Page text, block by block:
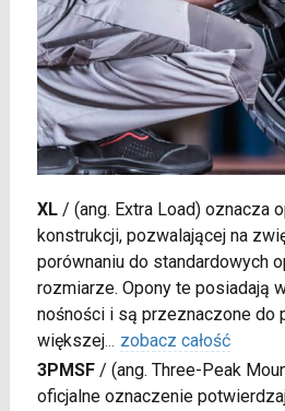
XL/ (ang. Extra Load) oznacza
konstrukcji, pozwalającej na
porównaniu do standardowych
rozmiarze. Opony te posiadają
nośności i są przeznaczone do
większej... zobacz całość
3PMSF/ (ang. Three-Peak
oficjalne oznaczenie